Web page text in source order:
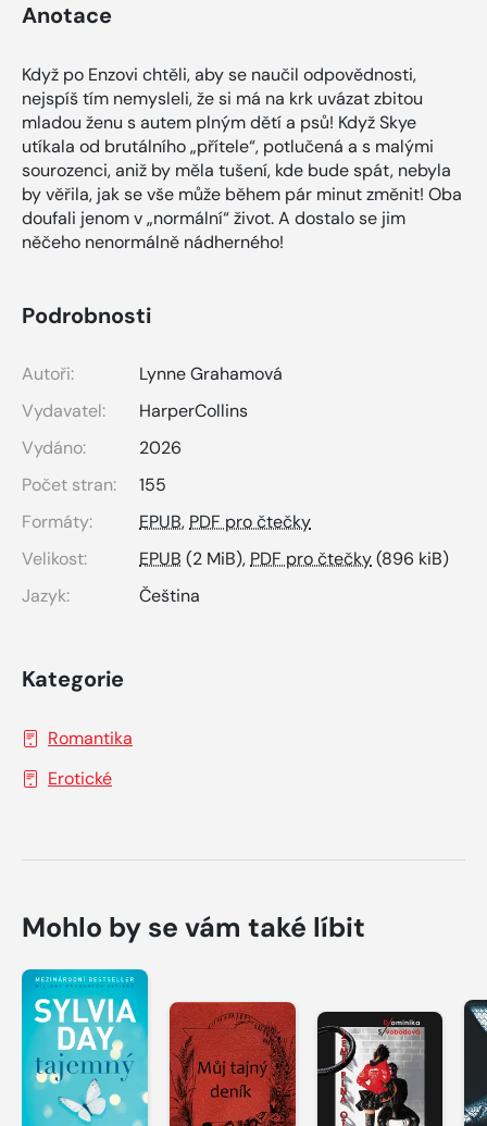
Anotace
Když po Enzovi chtěli, aby se naučil odpovědnosti,
nejspíš tím nemysleli, že si má na krk uvázat zbitou
mladou ženu s autem plným dětí a psů! Když Skye
utíkala od brutálního „přítele“, potlučená a s malými
sourozenci, aniž by měla tušení, kde bude spát, nebyla
by věřila, jak se vše může během pár minut změnit! Oba
doufali jenom v „normální“ život. A dostalo se jim
něčeho nenormálně nádherného!
Podrobnosti
Autoři:
Lynne Grahamová
Vydavatel:
HarperCollins
Vydáno:
2026
Počet stran:
155
Formáty:
EPUB,PDF pro čtečky
Velikost:
EPUB (2 MiB),PDF pro čtečky(896 kiB)
Jazyk:
Čeština
Kategorie
Romantika
Erotické
Mohlo by se vám také líbit